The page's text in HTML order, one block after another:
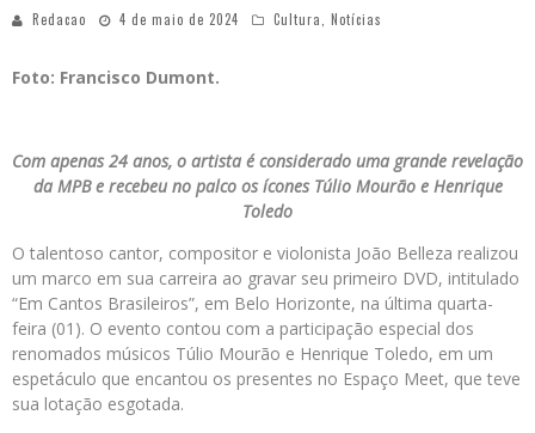
Redacao 4 de maio de 2024 Cultura, Notícias
Foto: Francisco Dumont.
Com apenas 24 anos, o artista é considerado uma grande revelação
da MPB e recebeu no palco os ícones Túlio Mourão e Henrique
Toledo
O talentoso cantor, compositor e violonista João Belleza realizou
um marco em sua carreira ao gravar seu primeiro DVD, intitulado
“Em Cantos Brasileiros”, em Belo Horizonte, na última quarta-
feira (01). O evento contou com a participação especial dos
renomados músicos Túlio Mourão e Henrique Toledo, em um
espetáculo que encantou os presentes no Espaço Meet, que teve
sua lotação esgotada.